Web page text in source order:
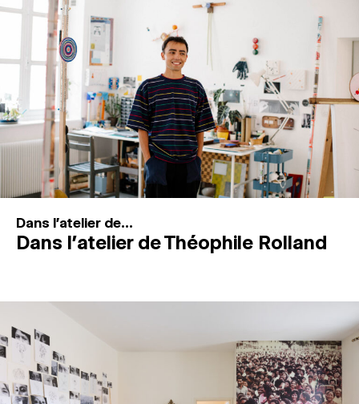
MAGAZINE
ESPACES DE PRATIQUE ARTISTIQUE ↓
Recherche
Connexion
Dans l'atelier de...
Dans l’atelier de Théophile Rolland